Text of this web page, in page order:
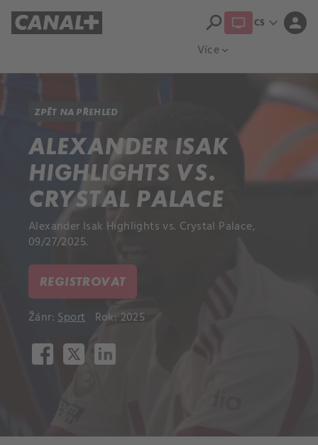
Více expand_more
search CS expand_more person
ZPĚT NA PŘEHLED
ALEXANDER ISAK
HIGHLIGHTS VS.
CRYSTAL PALACE
Alexander Isak Highlights vs. Crystal Palace,
09/27/2025.
REGISTROVAT
Žánr:Sport Rok: 2025